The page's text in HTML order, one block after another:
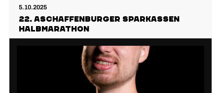
5.10.2025
22. Aschaffenburger Sparkassen
Halbmarathon